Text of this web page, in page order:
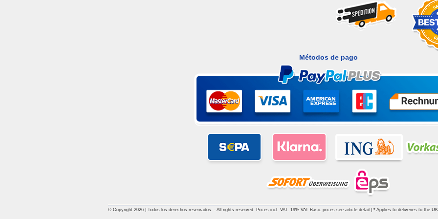
Métodos de pago
© Copyright 2026 | Todos los derechos reservados. - All rights reserved. Prices incl. VAT. 19% VAT Basic prices see article detail | * Applies to deliveries to the